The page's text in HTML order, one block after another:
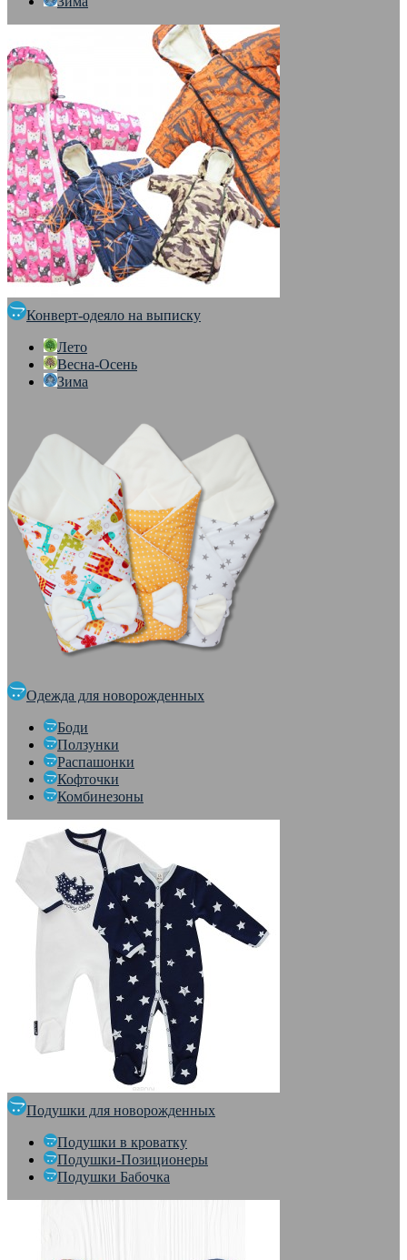
Конверт-одеяло на выписку
Лето
Весна-Осень
Зима
Одежда для новорожденных
Боди
Ползунки
Распашонки
Кофточки
Комбинезоны
Подушки для новорожденных
Подушки в кроватку
Подушки-Позиционеры
Подушки Бабочка